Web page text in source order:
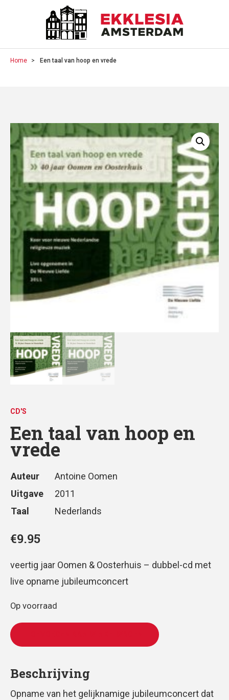
Home Een taal van hoop en vrede
CD'S
Een taal van hoop en
vrede
Auteur
Antoine Oomen
Uitgave
2011
Taal
Nederlands
€9.95
veertig jaar Oomen & Oosterhuis – dubbel-cd met
live opname jubileumconcert
Op voorraad
Beschrijving
Opname van het gelijknamige jubileumconcert dat